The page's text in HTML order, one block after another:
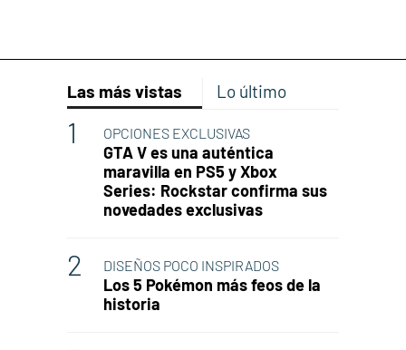
Las más vistas Lo último
OPCIONES EXCLUSIVAS
GTA V es una auténtica
maravilla en PS5 y Xbox
Series: Rockstar confirma sus
novedades exclusivas
DISEÑOS POCO INSPIRADOS
Los 5 Pokémon más feos de la
historia